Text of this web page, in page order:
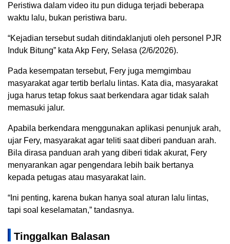
Peristiwa dalam video itu pun diduga terjadi beberapa
waktu lalu, bukan peristiwa baru.
“Kejadian tersebut sudah ditindaklanjuti oleh personel PJR
Induk Bitung” kata Akp Fery, Selasa (2/6/2026).
Pada kesempatan tersebut, Fery juga memgimbau
masyarakat agar tertib berlalu lintas. Kata dia, masyarakat
juga harus tetap fokus saat berkendara agar tidak salah
memasuki jalur.
Apabila berkendara menggunakan aplikasi penunjuk arah,
ujar Fery, masyarakat agar teliti saat diberi panduan arah.
Bila dirasa panduan arah yang diberi tidak akurat, Fery
menyarankan agar pengendara lebih baik bertanya
kepada petugas atau masyarakat lain.
“Ini penting, karena bukan hanya soal aturan lalu lintas,
tapi soal keselamatan,” tandasnya.
Tinggalkan Balasan